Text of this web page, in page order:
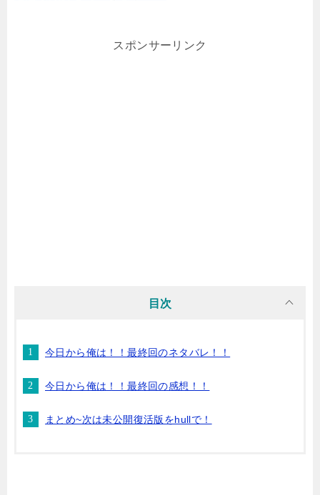
スポンサーリンク
目次
今日から俺は！！最終回のネタバレ！！
今日から俺は！！最終回の感想！！
まとめ~次は未公開復活版をhullで！